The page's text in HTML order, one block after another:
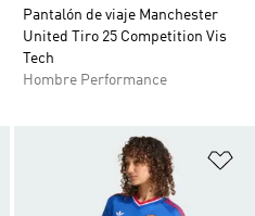
Pantalón de viaje Manchester
United Tiro 25 Competition Vis
Tech
Hombre Performance
Añadir a la lista de deseos